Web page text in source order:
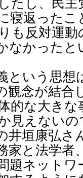
たし、民主
寝返った
も反対運
なかった
という思想
観念が結合
的な大き
見えないの
垣康弘さ
家と法学者
題ネットワ